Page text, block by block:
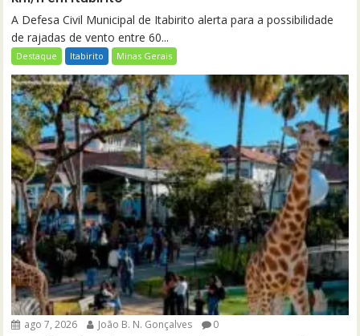
A Defesa Civil Municipal de Itabirito alerta para a possibilidade
de rajadas de vento entre 60...
Destaque Itabirito Minas Gerais
ago 7, 2026 João B. N. Gonçalves 0